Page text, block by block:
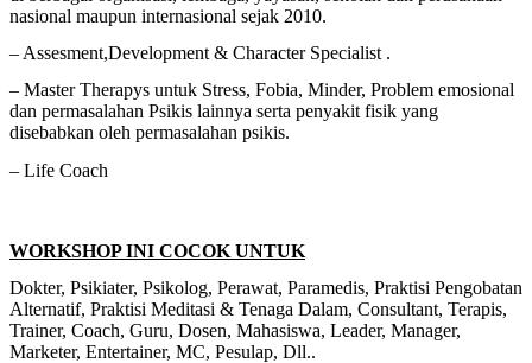
nasional maupun internasional sejak 2010.
– Assesment,Development & Character Specialist .
– Master Therapys untuk Stress, Fobia, Minder, Problem emosional
dan permasalahan Psikis lainnya serta penyakit fisik yang
disebabkan oleh permasalahan psikis.
– Life Coach
WORKSHOP INI COCOK UNTUK
Dokter, Psikiater, Psikolog, Perawat, Paramedis, Praktisi Pengobatan
Alternatif, Praktisi Meditasi & Tenaga Dalam, Consultant, Terapis,
Trainer, Coach, Guru, Dosen, Mahasiswa, Leader, Manager,
Marketer, Entertainer, MC, Pesulap, Dll..